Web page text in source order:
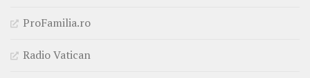
ProFamilia.ro
Radio Vatican